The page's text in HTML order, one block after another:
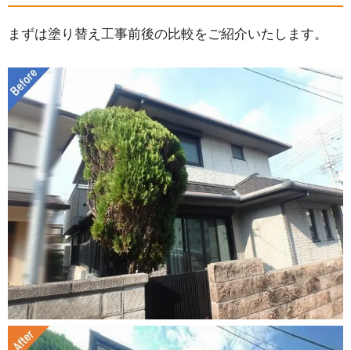
施工）
4.無機フッ素塗料使用による積水ハウス施工の塗り
5.その他の積水ハウス施工住宅の塗り替え工事の事
例
まずは塗り替え工事前後の比較をご紹介いたします。